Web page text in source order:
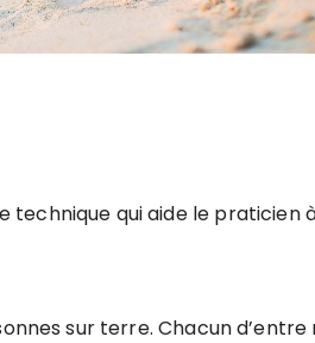
technique qui aide le praticien
sur terre. Chacun d’entre